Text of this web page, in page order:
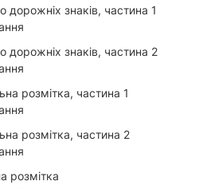
дорожніх знаків, частина 1
дорожніх знаків, частина 2
розмітка, частина 1
розмітка, частина 2
розмітка